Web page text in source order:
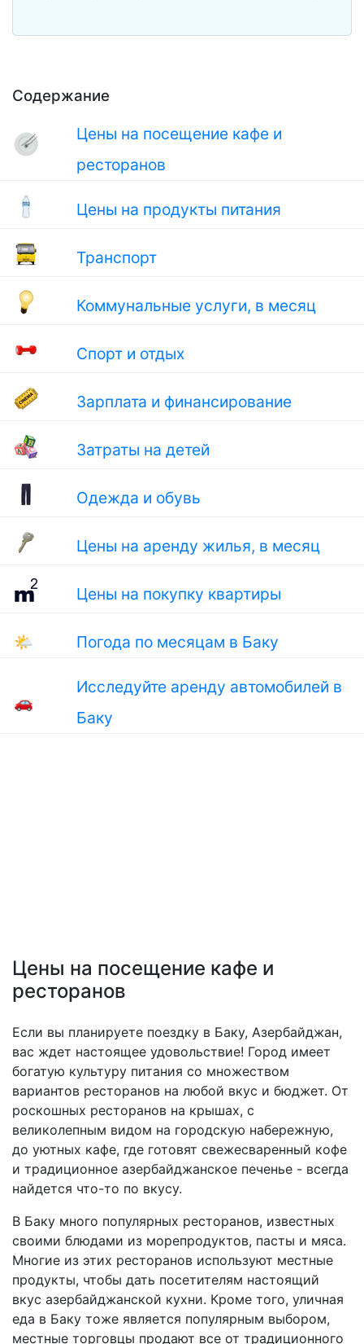
Содержание
Цены на посещение кафе и
ресторанов
Цены на продукты питания
Транспорт
Коммунальные услуги, в месяц
Спорт и отдых
Зарплата и финансирование
Затраты на детей
Одежда и обувь
Цены на аренду жилья, в месяц
Цены на покупку квартиры
🌤 Погода по месяцам в Баку
🚗
Исследуйте аренду автомобилей в
Баку
Цены на посещение кафе и
ресторанов
Если вы планируете поездку в Баку, Азербайджан,
вас ждет настоящее удовольствие! Город имеет
богатую культуру питания со множеством
вариантов ресторанов на любой вкус и бюджет. От
роскошных ресторанов на крышах, с
великолепным видом на городскую набережную,
до уютных кафе, где готовят свежесваренный кофе
и традиционное азербайджанское печенье - всегда
найдется что-то по вкусу.
В Баку много популярных ресторанов, известных
своими блюдами из морепродуктов, пасты и мяса.
Многие из этих ресторанов используют местные
продукты, чтобы дать посетителям настоящий
вкус азербайджанской кухни. Кроме того, уличная
еда в Баку тоже является популярным выбором,
местные торговцы продают все от традиционного